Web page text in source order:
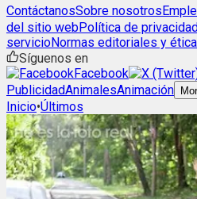
ContáctanosSobre nosotros
del sitio webPolítica de
servicioNormas editoriales y ética
Síguenos en
Facebook
PublicidadAnimalesAnimación
Inicio•Últimos